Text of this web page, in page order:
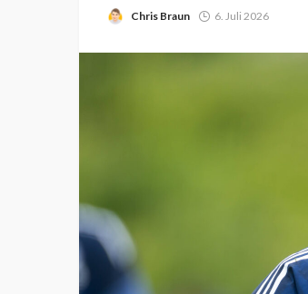
Chris Braun 6. Juli 2026